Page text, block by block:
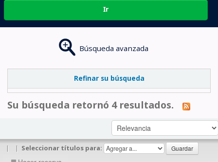
Ir
Búsqueda avanzada
Refinar su búsqueda
Su búsqueda retornó 4 resultados.
| | Seleccionar títulos para: